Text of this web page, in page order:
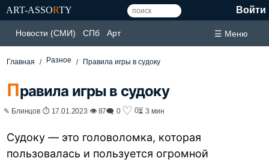
ART-ASSORTY Войти
Новости (СМИ) СПб Арт ☰ Меню
Главная Разное Правила игры в судоку
Правила игры в судоку
✎ Блинцов ⏱ 17.01.2023 👁 87🗨 0 ♡ 0⏳ 3 мин
Судоку — это головоломка, которая
пользовалась и пользуется огромной